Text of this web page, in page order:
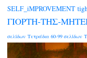
SELF_iMPROVEMENT
ΓΙΟΡΤΗ-ΤΗΣ-
σελίδων Τετράδια 60-99 σελίδων